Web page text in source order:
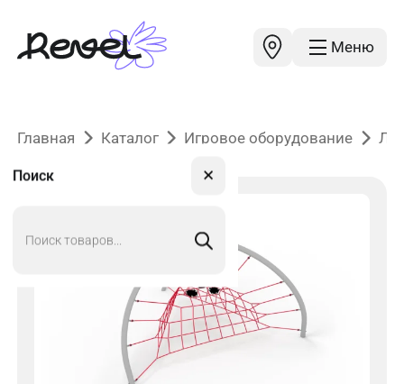
Меню
Поиск ✕
Главная Каталог Игровое оборудование